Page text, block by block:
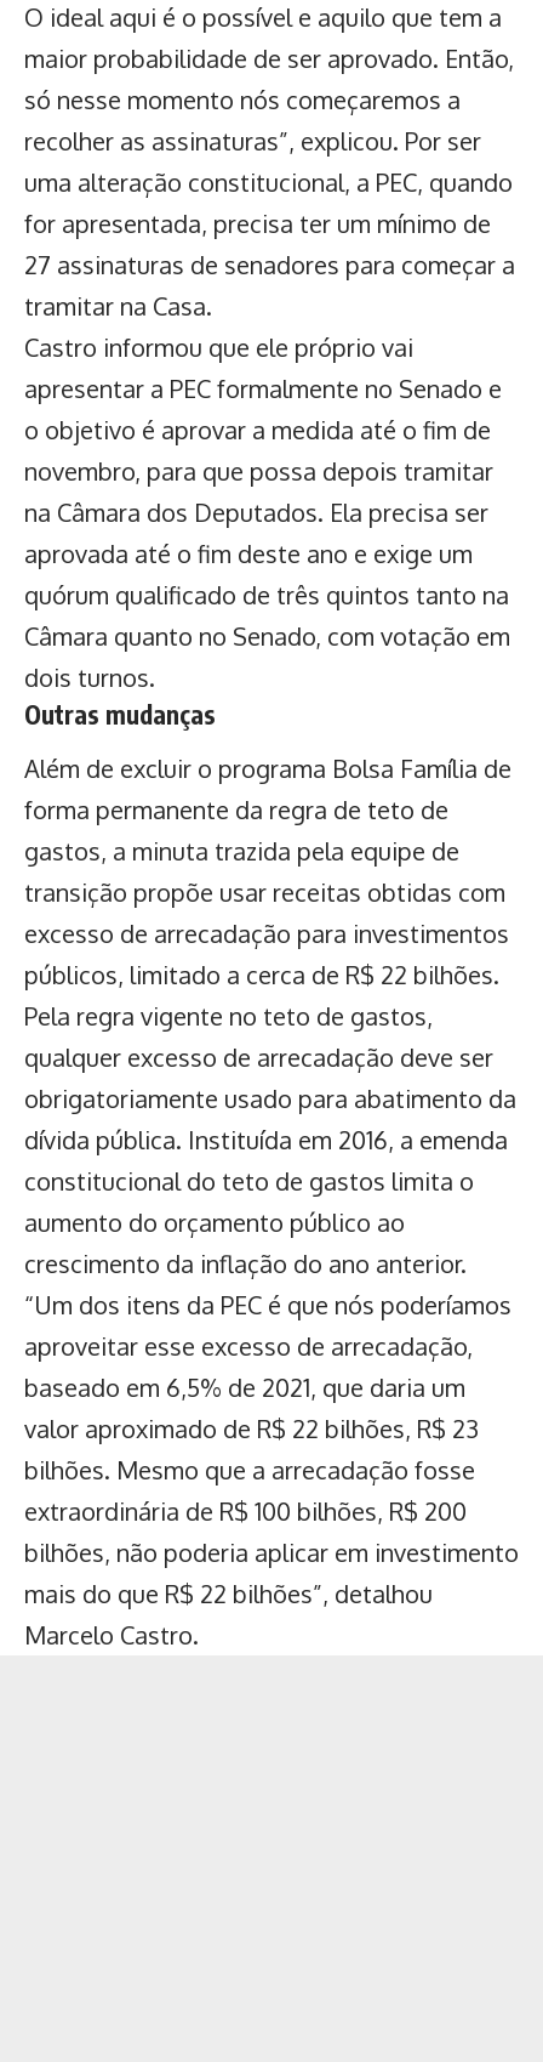
O ideal aqui é o possível e aquilo que tem a
maior probabilidade de ser aprovado. Então,
só nesse momento nós começaremos a
recolher as assinaturas”, explicou. Por ser
uma alteração constitucional, a PEC, quando
for apresentada, precisa ter um mínimo de
27 assinaturas de senadores para começar a
tramitar na Casa.
Castro informou que ele próprio vai
apresentar a PEC formalmente no Senado e
o objetivo é aprovar a medida até o fim de
novembro, para que possa depois tramitar
na Câmara dos Deputados. Ela precisa ser
aprovada até o fim deste ano e exige um
quórum qualificado de três quintos tanto na
Câmara quanto no Senado, com votação em
dois turnos.
Outras mudanças
Além de excluir o programa Bolsa Família de
forma permanente da regra de teto de
gastos, a minuta trazida pela equipe de
transição propõe usar receitas obtidas com
excesso de arrecadação para investimentos
públicos, limitado a cerca de R$ 22 bilhões.
Pela regra vigente no teto de gastos,
qualquer excesso de arrecadação deve ser
obrigatoriamente usado para abatimento da
dívida pública. Instituída em 2016, a emenda
constitucional do teto de gastos limita o
aumento do orçamento público ao
crescimento da inflação do ano anterior.
“Um dos itens da PEC é que nós poderíamos
aproveitar esse excesso de arrecadação,
baseado em 6,5% de 2021, que daria um
valor aproximado de R$ 22 bilhões, R$ 23
bilhões. Mesmo que a arrecadação fosse
extraordinária de R$ 100 bilhões, R$ 200
bilhões, não poderia aplicar em investimento
mais do que R$ 22 bilhões”, detalhou
Marcelo Castro.